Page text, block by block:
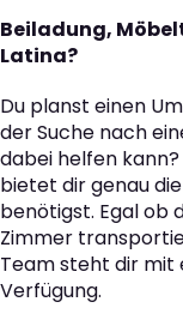
Beiladung,
Latina?
Du planst einen
der Suche nach
dabei helfen kann?
bietet dir genau
benötigst. Egal ob
Zimmer
Team steht dir mit
Verfügung.